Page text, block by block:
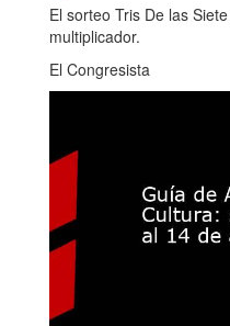
El sorteo Tris De las
multiplicador.
El Congresista